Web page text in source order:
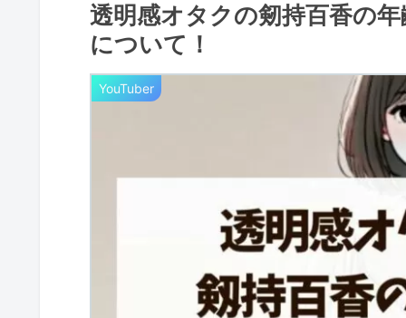
透明感オタクの剱持百香の
について！
YouTuber